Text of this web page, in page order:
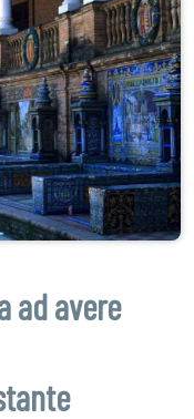
ad avere